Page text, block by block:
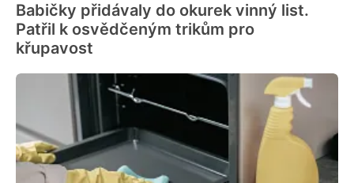
Babičky přidávaly do okurek vinný list.
Patřil k osvědčeným trikům pro
křupavost